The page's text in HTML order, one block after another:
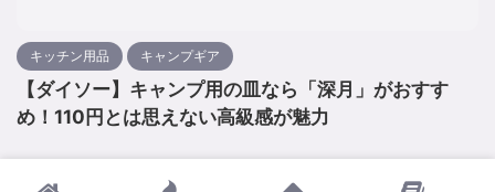
キッチン用品 キャンプギア
【ダイソー】キャンプ用の皿なら「深月」がおすす
め！110円とは思えない高級感が魅力